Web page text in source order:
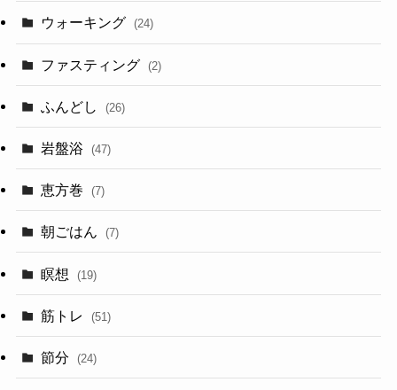
ウォーキング (24)
ファスティング (2)
ふんどし (26)
岩盤浴 (47)
恵方巻 (7)
朝ごはん (7)
瞑想 (19)
筋トレ (51)
節分 (24)